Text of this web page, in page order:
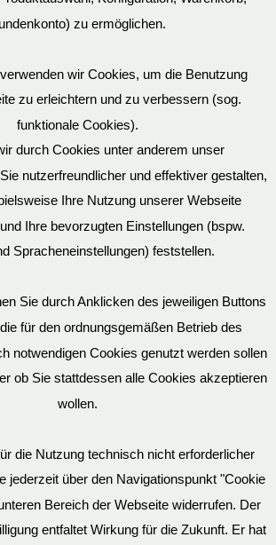
Datenschutz
Mein Konto
Vertrag widerrufen
Impressum
zu ermöglichen.
wir Cookies, um die Benutzung
zu erleichtern und zu verbessern (sog.
funktionale Cookies).
durch Cookies unter anderem unser
nutzerfreundlicher und effektiver gestalten,
Ihre Nutzung unserer Webseite
Ihre bevorzugten Einstellungen (bspw.
Spracheneinstellungen) feststellen.
Sie durch Anklicken des jeweiligen Buttons
für den ordnungsgemäßen Betrieb des
notwendigen Cookies genutzt werden sollen
ob Sie stattdessen alle Cookies akzeptieren
wollen.
die Nutzung technisch nicht erforderlicher
jederzeit über den Navigationspunkt "Cookie
Bereich der Webseite widerrufen. Der
entfaltet Wirkung für die Zukunft. Er hat